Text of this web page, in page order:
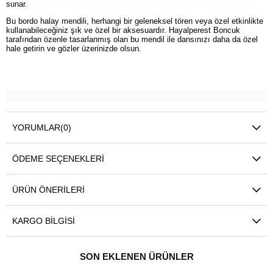
sunar.
Bu bordo halay mendili, herhangi bir geleneksel tören veya özel etkinlikte
kullanabileceğiniz şık ve özel bir aksesuardır. Hayalperest Boncuk
tarafından özenle tasarlanmış olan bu mendil ile dansınızı daha da özel
hale getirin ve gözler üzerinizde olsun.
YORUMLAR(0)
ÖDEME SEÇENEKLERI
ÜRÜN ÖNERILERI
KARGO BILGISI
SON EKLENEN ÜRÜNLER